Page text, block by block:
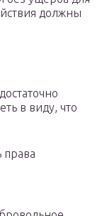
должны
в виду, что
права